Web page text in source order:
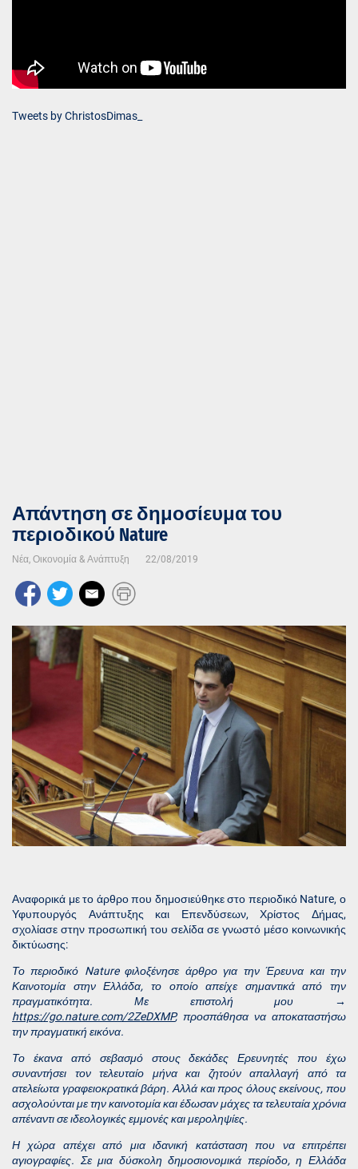
Απάντηση σε δημοσίευμα του
περιοδικού Nature
Νέα, Οικονομία & Ανάπτυξη 22/08/2019
Αναφορικά με το άρθρο που δημοσιεύθηκε στο περιοδικό Nature, ο
Υφυπουργός Ανάπτυξης και Επενδύσεων, Χρίστος Δήμας,
σχολίασε στην προσωπική του σελίδα σε γνωστό μέσο κοινωνικής
δικτύωσης:
Το περιοδικό Nature φιλοξένησε άρθρο για την Έρευνα και την
Καινοτομία στην Ελλάδα, το οποίο απείχε σημαντικά από την
πραγματικότητα. Με επιστολή μου →
https://go.nature.com/2ZeDXMP, προσπάθησα να αποκαταστήσω
την πραγματική εικόνα.
Το έκανα από σεβασμό στους δεκάδες Ερευνητές που έχω
συναντήσει τον τελευταίο μήνα και ζητούν απαλλαγή από τα
ατελείωτα γραφειοκρατικά βάρη. Αλλά και προς όλους εκείνους, που
ασχολούνται με την καινοτομία και έδωσαν μάχες τα τελευταία χρόνια
απέναντι σε ιδεολογικές εμμονές και μεροληψίες.
Η χώρα απέχει από μια ιδανική κατάσταση που να επιτρέπει
αγιογραφίες. Σε μια δύσκολη δημοσιονομικά περίοδο, η Ελλάδα
Tweets by ChristosDimas_